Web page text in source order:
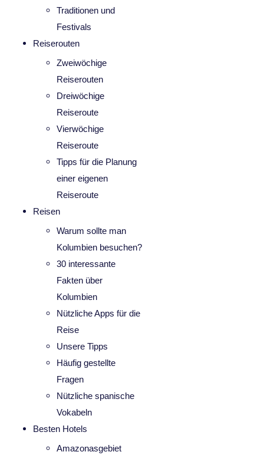
Traditionen und
Festivals
Reiserouten
Zweiwöchige
Reiserouten
Dreiwöchige
Reiseroute
Vierwöchige
Reiseroute
Tipps für die Planung
einer eigenen
Reiseroute
Reisen
Warum sollte man
Kolumbien besuchen?
30 interessante
Fakten über
Kolumbien
Nützliche Apps für die
Reise
Unsere Tipps
Häufig gestellte
Fragen
Nützliche spanische
Vokabeln
Besten Hotels
Amazonasgebiet